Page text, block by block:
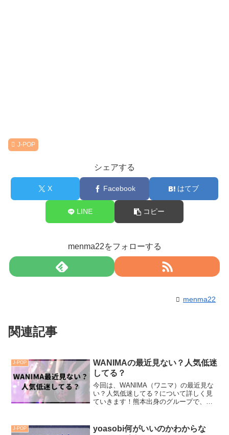
J-POP
シェアする
X Facebook はてブ
LINE コピー
menma22をフォローする
menma22
関連記事
J-POP
WANIMAの最近見ない？人気低迷
してる？
今回は、WANIMA（ワニマ）の最近見な
い？人気低迷してる？について詳しく見
ていきます！熊本出身のグループで、パ
す！「ともに」や「シグナル」が発表さ
J-POP
yoasobi何がいいのかわからな